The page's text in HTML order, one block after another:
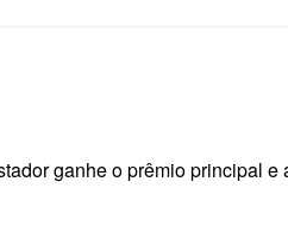
ganhe o prêmio principal e